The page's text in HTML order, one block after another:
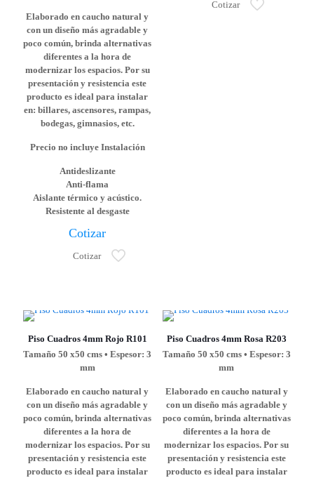
Elaborado en caucho natural y
con un diseño más agradable y
poco común, brinda alternativas
diferentes a la hora de
modernizar los espacios. Por su
presentación y resistencia este
producto es ideal para instalar
en: billares, ascensores, rampas,
bodegas, gimnasios, etc.
Precio no incluye Instalación
Antideslizante
Anti-flama
Aislante térmico y acústico.
Resistente al desgaste
Cotizar
Cotizar
Cotizar
Piso Cuadros 4mm Rojo R101
Tamaño 50 x50 cms • Espesor: 3
mm
Elaborado en caucho natural y
con un diseño más agradable y
poco común, brinda alternativas
diferentes a la hora de
modernizar los espacios. Por su
presentación y resistencia este
producto es ideal para instalar
Piso Cuadros 4mm Rosa R203
Tamaño 50 x50 cms • Espesor: 3
mm
Elaborado en caucho natural y
con un diseño más agradable y
poco común, brinda alternativas
diferentes a la hora de
modernizar los espacios. Por su
presentación y resistencia este
producto es ideal para instalar